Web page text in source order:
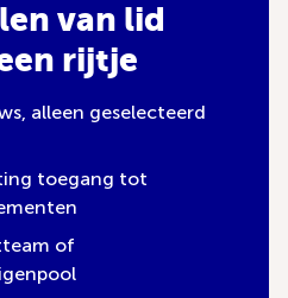
van lid
rijtje
alleen geselecteerd
toegang tot
of